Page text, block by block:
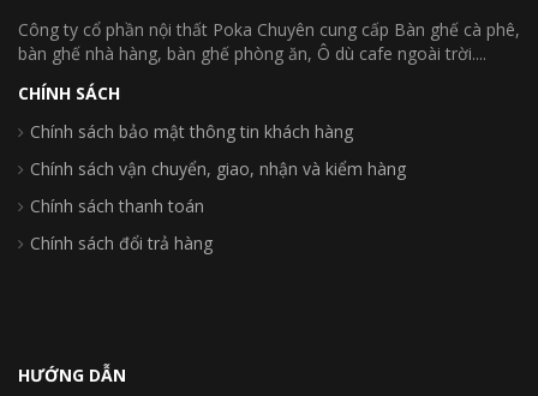
Công ty cổ phần nội thất Poka Chuyên cung cấp Bàn ghế cà phê,
bàn ghế nhà hàng, bàn ghế phòng ăn, Ô dù cafe ngoài trời....
CHÍNH SÁCH
Chính sách bảo mật thông tin khách hàng
Chính sách vận chuyển, giao, nhận và kiểm hàng
Chính sách thanh toán
Chính sách đổi trả hàng
HƯỚNG DẪN